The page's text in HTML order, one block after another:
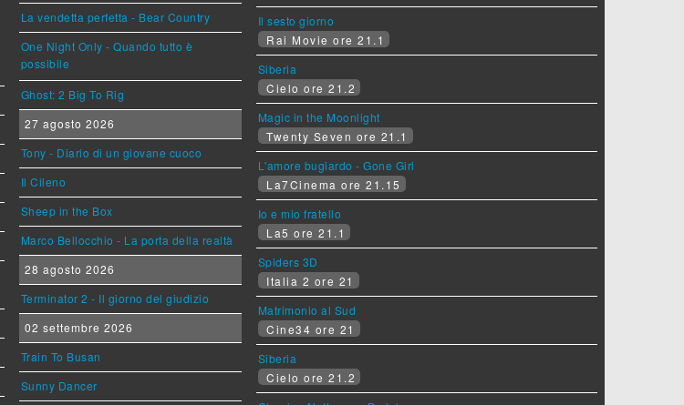
La vendetta perfetta - Bear Country
One Night Only - Quando tutto è
possibile
Ghost: 2 Big To Rig
27 agosto 2026
Tony - Diario di un giovane cuoco
Il Cileno
Sheep in the Box
Marco Bellocchio - La porta della realtà
28 agosto 2026
Terminator 2 - Il giorno del giudizio
02 settembre 2026
Train To Busan
Sunny Dancer
Il sesto giorno
Rai Movie ore 21.1
Siberia
Cielo ore 21.2
Magic in the Moonlight
Twenty Seven ore 21.1
L'amore bugiardo - Gone Girl
La7Cinema ore 21.15
Io e mio fratello
La5 ore 21.1
Spiders 3D
Italia 2 ore 21
Matrimonio al Sud
Cine34 ore 21
Siberia
Cielo ore 21.2